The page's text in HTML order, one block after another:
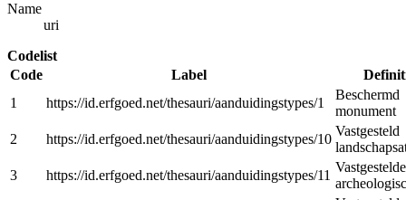
Name
uri
Codelist
Code
Label
1
https://id.erfgoed.net/thesauri/aanduidingstypes/1
Beschermd
monument
2
https://id.erfgoed.net/thesauri/aanduidingstypes/10
Vastgesteld
3
https://id.erfgoed.net/thesauri/aanduidingstypes/11
Vastgestelde